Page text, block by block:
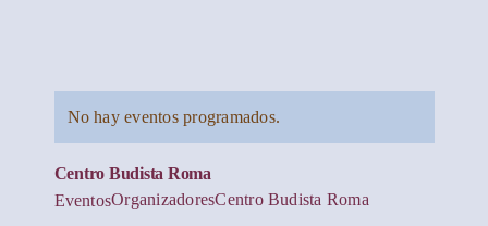
No hay eventos programados.
Centro Budista Roma
EventosOrganizadoresCentro Budista Roma